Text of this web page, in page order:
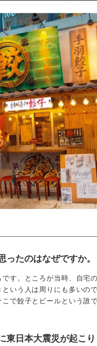
たのはなぜですか。
す。ところが当時、自宅
いう人は周りにも多い
で餃子とビールという誰
日本大震災が起こり